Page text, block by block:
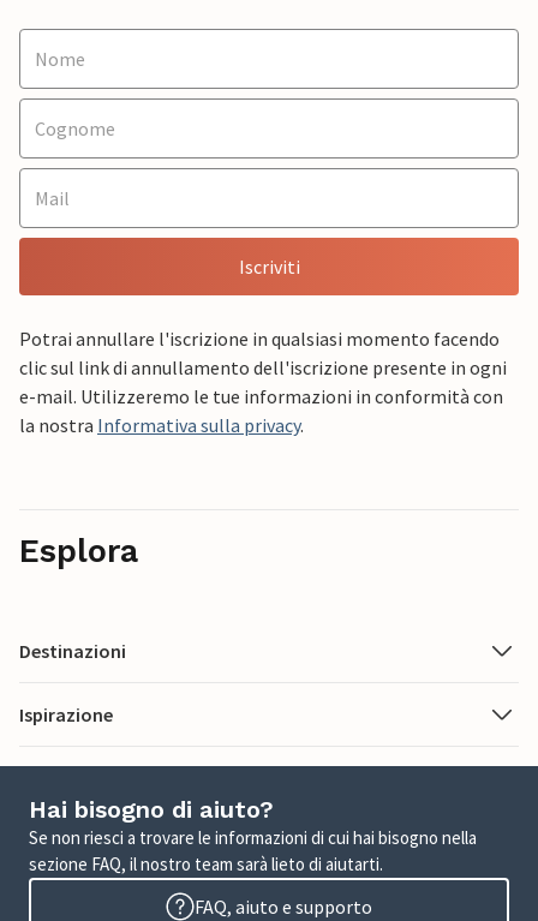
Iscriviti
Potrai annullare l'iscrizione in qualsiasi momento facendo
clic sul link di annullamento dell'iscrizione presente in ogni
e-mail. Utilizzeremo le tue informazioni in conformità con
la nostra Informativa sulla privacy.
Esplora
Destinazioni
Ispirazione
Hai bisogno di aiuto?
Se non riesci a trovare le informazioni di cui hai bisogno nella
sezione FAQ, il nostro team sarà lieto di aiutarti.
FAQ, aiuto e supporto